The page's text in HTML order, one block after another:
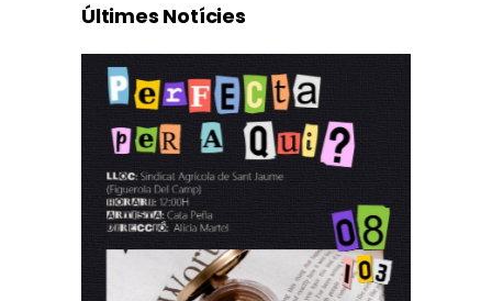
Últimes Notícies